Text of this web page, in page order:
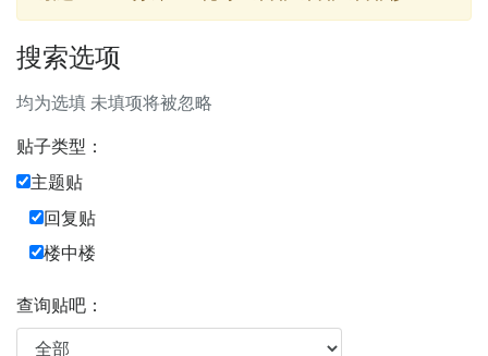
搜索选项
均为选填 未填项将被忽略
贴子类型：
主题贴
回复贴
楼中楼
查询贴吧：